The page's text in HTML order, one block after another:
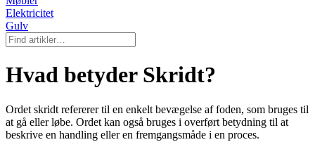
Elektricitet
Gulv
Hvad betyder Skridt?
Ordet skridt refererer til en enkelt bevægelse af foden, som bruges til
at gå eller løbe. Ordet kan også bruges i overført betydning til at
beskrive en handling eller en fremgangsmåde i en proces.